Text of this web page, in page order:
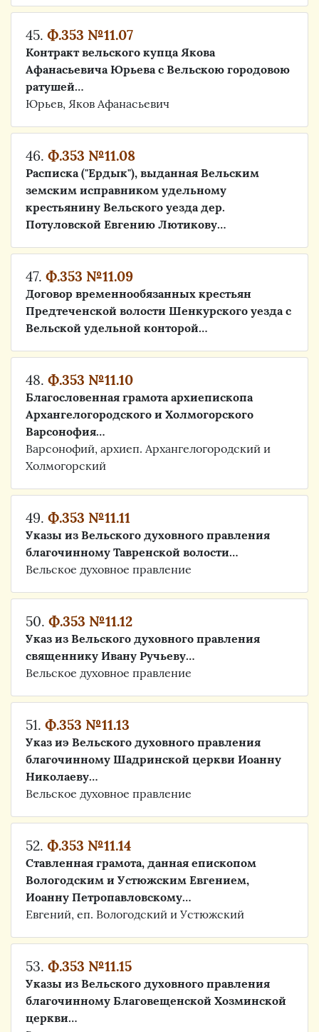
45. Ф.353 №11.07
Контракт вельского купца Якова
Афанасьевича Юрьева с Вельскою городовою
ратушей…
Юрьев, Яков Афанасьевич
46. Ф.353 №11.08
Расписка ("Ердык"), выданная Вельским
земским исправником удельному
крестьянину Вельского уезда дер.
Потуловской Евгению Лютикову…
47. Ф.353 №11.09
Договор временнообязанных крестьян
Предтеченской волости Шенкурского уезда с
Вельской удельной конторой…
48. Ф.353 №11.10
Благословенная грамота архиепископа
Архангелогородского и Холмогорского
Варсонофия…
Варсонофий, архиеп. Архангелогородский и
Холмогорский
49. Ф.353 №11.11
Указы из Вельского духовного правления
благочинному Тавренской волости…
Вельское духовное правление
50. Ф.353 №11.12
Указ из Вельского духовного правления
священнику Ивану Ручьеву…
Вельское духовное правление
51. Ф.353 №11.13
Указ иэ Вельского духовного правления
благочинному Шадринской церкви Иоанну
Николаеву…
Вельское духовное правление
52. Ф.353 №11.14
Ставленная грамота, данная епископом
Вологодским и Устюжским Евгением,
Иоанну Петропавловскому…
Евгений, еп. Вологодский и Устюжский
53. Ф.353 №11.15
Указы из Вельского духовного правления
благочинному Благовещенской Хозминской
церкви…